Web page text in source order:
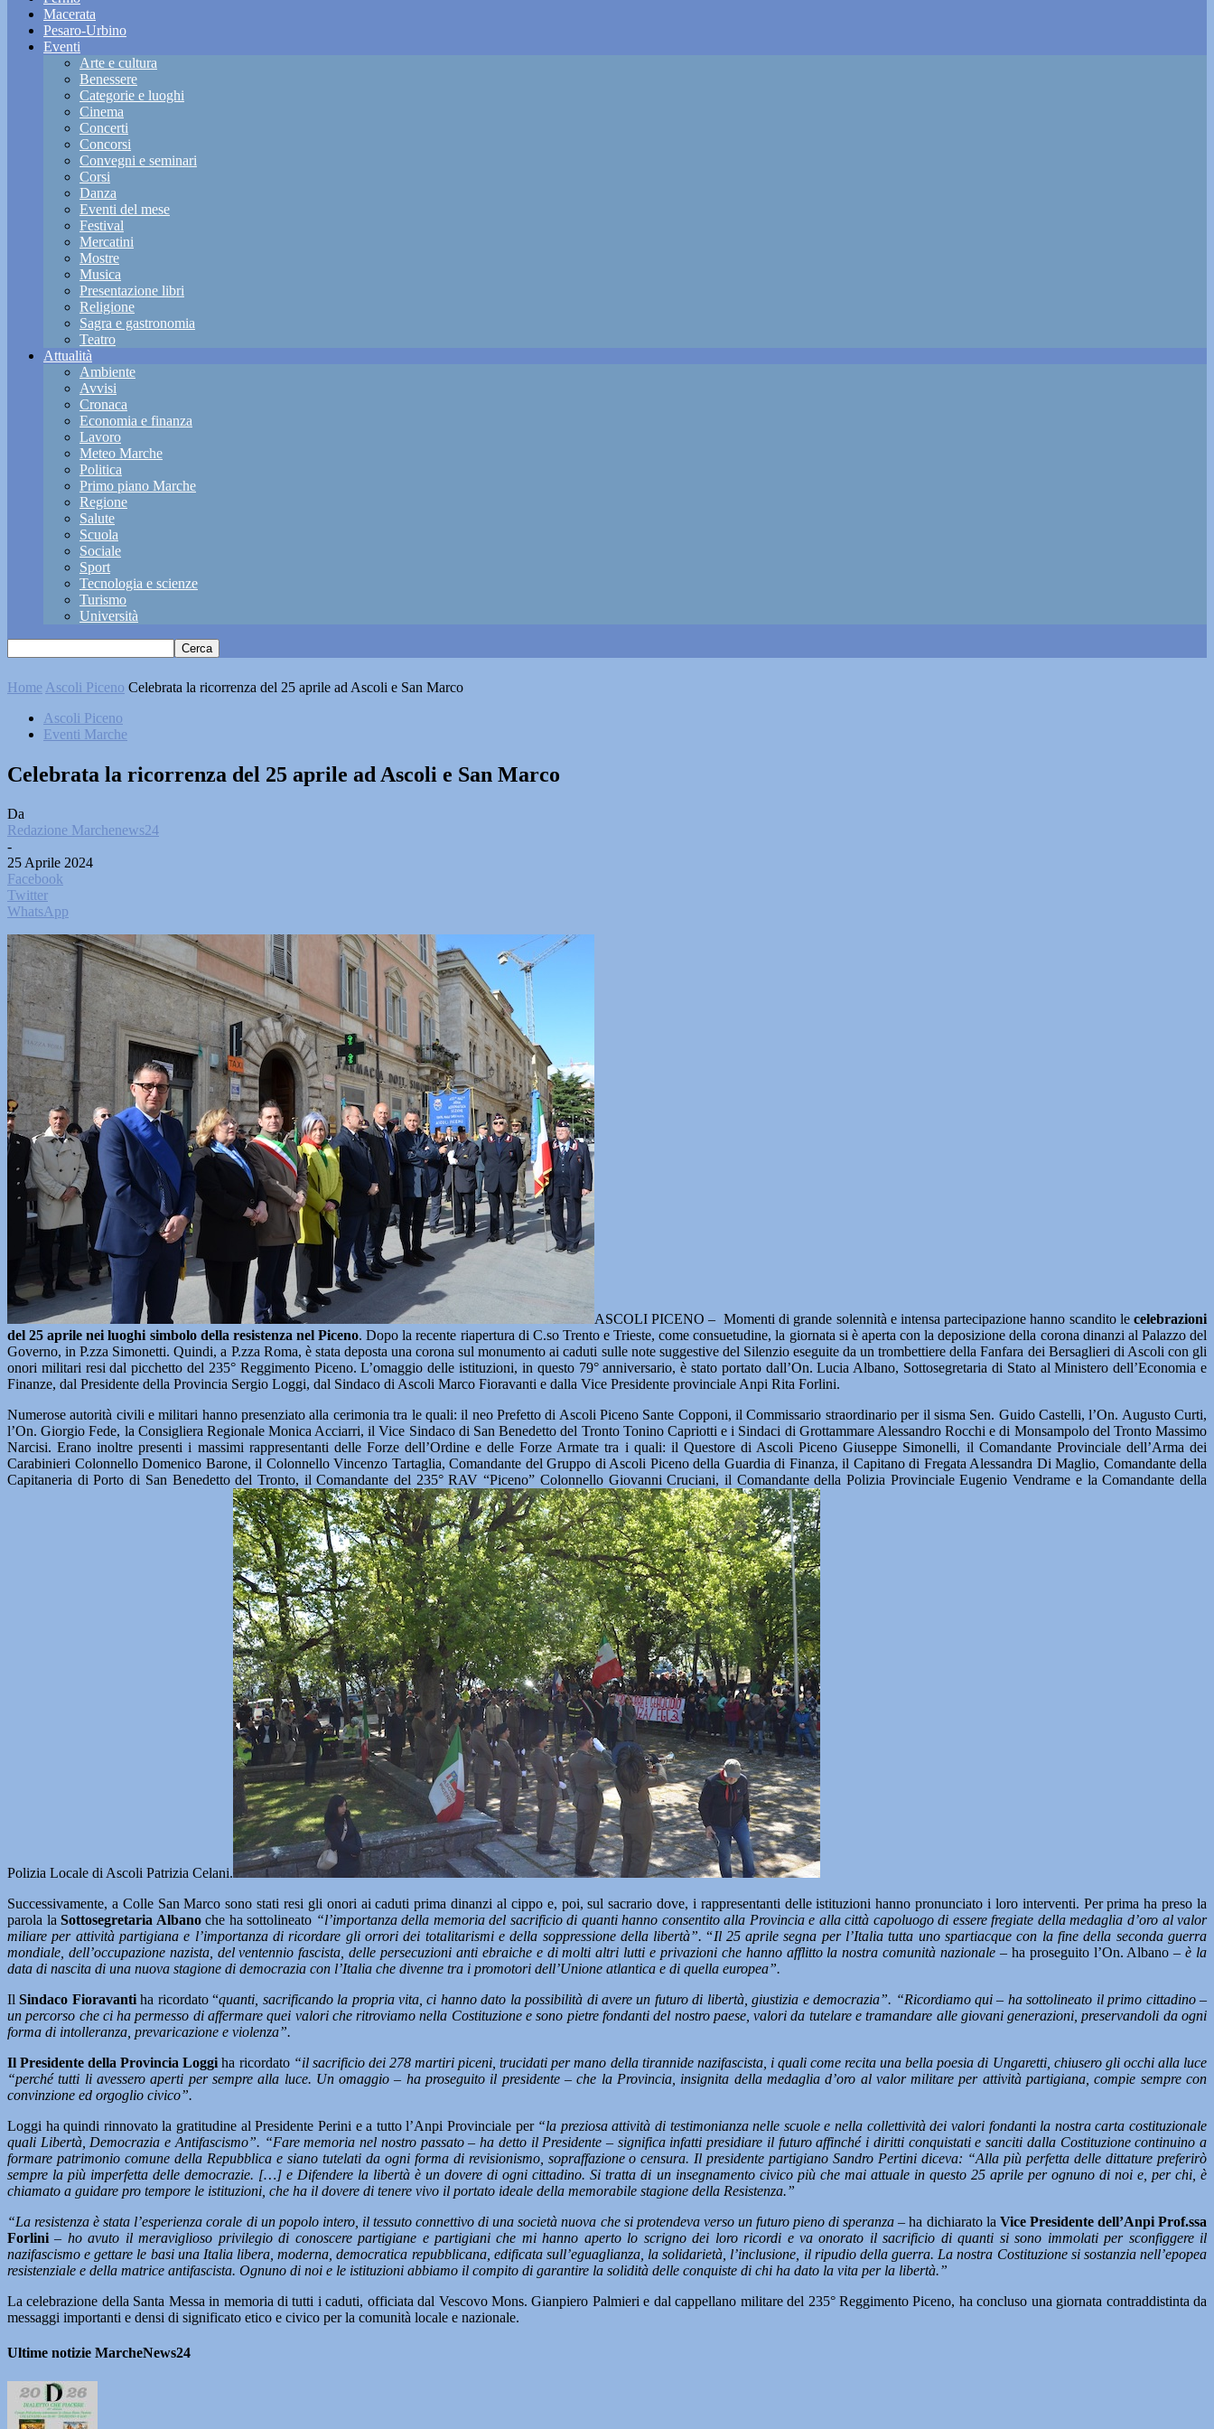
Macerata
Pesaro-Urbino
Eventi
Arte e cultura
Benessere
Categorie e luoghi
Cinema
Concerti
Concorsi
Convegni e seminari
Corsi
Danza
Eventi del mese
Festival
Mercatini
Mostre
Musica
Presentazione libri
Religione
Sagra e gastronomia
Teatro
Attualità
Ambiente
Avvisi
Cronaca
Economia e finanza
Lavoro
Meteo Marche
Politica
Primo piano Marche
Regione
Salute
Scuola
Sociale
Sport
Tecnologia e scienze
Turismo
Università
Home Ascoli Piceno Celebrata la ricorrenza del 25 aprile ad Ascoli e San Marco
Ascoli Piceno
Eventi Marche
Celebrata la ricorrenza del 25 aprile ad Ascoli e San Marco
Da
Redazione Marchenews24
-
25 Aprile 2024
Facebook
Twitter
WhatsApp
ASCOLI PICENO – Momenti di grande solennità e intensa partecipazione hanno scandito le celebrazioni
del 25 aprile nei luoghi simbolo della resistenza nel Piceno. Dopo la recente riapertura di C.so Trento e Trieste, come consuetudine, la giornata si è aperta con la deposizione della corona dinanzi al Palazzo del
Governo, in P.zza Simonetti. Quindi, a P.zza Roma, è stata deposta una corona sul monumento ai caduti sulle note suggestive del Silenzio eseguite da un trombettiere della Fanfara dei Bersaglieri di Ascoli con gli
onori militari resi dal picchetto del 235° Reggimento Piceno. L’omaggio delle istituzioni, in questo 79° anniversario, è stato portato dall’On. Lucia Albano, Sottosegretaria di Stato al Ministero dell’Economia e
Finanze, dal Presidente della Provincia Sergio Loggi, dal Sindaco di Ascoli Marco Fioravanti e dalla Vice Presidente provinciale Anpi Rita Forlini.
Numerose autorità civili e militari hanno presenziato alla cerimonia tra le quali: il neo Prefetto di Ascoli Piceno Sante Copponi, il Commissario straordinario per il sisma Sen. Guido Castelli, l’On. Augusto Curti,
l’On. Giorgio Fede, la Consigliera Regionale Monica Acciarri, il Vice Sindaco di San Benedetto del Tronto Tonino Capriotti e i Sindaci di Grottammare Alessandro Rocchi e di Monsampolo del Tronto Massimo
Narcisi. Erano inoltre presenti i massimi rappresentanti delle Forze dell’Ordine e delle Forze Armate tra i quali: il Questore di Ascoli Piceno Giuseppe Simonelli, il Comandante Provinciale dell’Arma dei
Carabinieri Colonnello Domenico Barone, il Colonnello Vincenzo Tartaglia, Comandante del Gruppo di Ascoli Piceno della Guardia di Finanza, il Capitano di Fregata Alessandra Di Maglio, Comandante della
Capitaneria di Porto di San Benedetto del Tronto, il Comandante del 235° RAV “Piceno” Colonnello Giovanni Cruciani, il Comandante della Polizia Provinciale Eugenio Vendrame e la Comandante della
Polizia Locale di Ascoli Patrizia Celani.
Successivamente, a Colle San Marco sono stati resi gli onori ai caduti prima dinanzi al cippo e, poi, sul sacrario dove, i rappresentanti delle istituzioni hanno pronunciato i loro interventi. Per prima ha preso la
parola laSottosegretaria Albanoche ha sottolineato “l’importanza della memoria del sacrificio di quanti hanno consentito alla Provincia e alla città capoluogo di essere fregiate della medaglia d’oro al valor
miliare per attività partigiana e l’importanza di ricordare gli orrori dei totalitarismi e della soppressione della libertà”. “Il 25 aprile segna per l’Italia tutta uno spartiacque con la fine della seconda guerra
mondiale, dell’occupazione nazista, del ventennio fascista, delle persecuzioni anti ebraiche e di molti altri lutti e privazioni che hanno afflitto la nostra comunità nazionale – ha proseguito l’On. Albano – è la
data di nascita di una nuova stagione di democrazia con l’Italia che divenne tra i promotori dell’Unione atlantica e di quella europea”.
IlSindaco Fioravantiha ricordato “quanti, sacrificando la propria vita, ci hanno dato la possibilità di avere un futuro di libertà, giustizia e democrazia”. “Ricordiamo qui – ha sottolineato il primo cittadino –
un percorso che ci ha permesso di affermare quei valori che ritroviamo nella Costituzione e sono pietre fondanti del nostro paese, valori da tutelare e tramandare alle giovani generazioni, preservandoli da ogni
forma di intolleranza, prevaricazione e violenza”.
Il Presidente della Provincia Loggi ha ricordato “il sacrificio dei 278 martiri piceni, trucidati per mano della tirannide nazifascista, i quali come recita una bella poesia di Ungaretti, chiusero gli occhi alla luce
“perché tutti li avessero aperti per sempre alla luce. Un omaggio – ha proseguito il presidente – che la Provincia, insignita della medaglia d’oro al valor militare per attività partigiana, compie sempre con
convinzione ed orgoglio civico”.
Loggi ha quindi rinnovato la gratitudine al Presidente Perini e a tutto l’Anpi Provinciale per “la preziosa attività di testimonianza nelle scuole e nella collettività dei valori fondanti la nostra carta costituzionale
quali Libertà, Democrazia e Antifascismo”. “Fare memoria nel nostro passato – ha detto il Presidente – significa infatti presidiare il futuro affinché i diritti conquistati e sanciti dalla Costituzione continuino a
formare patrimonio comune della Repubblica e siano tutelati da ogni forma di revisionismo, sopraffazione o censura. Il presidente partigiano Sandro Pertini diceva: “Alla più perfetta delle dittature preferirò
sempre la più imperfetta delle democrazie. […] e Difendere la libertà è un dovere di ogni cittadino. Si tratta di un insegnamento civico più che mai attuale in questo 25 aprile per ognuno di noi e, per chi, è
chiamato a guidare pro tempore le istituzioni, che ha il dovere di tenere vivo il portato ideale della memorabile stagione della Resistenza.”
“La resistenza è stata l’esperienza corale di un popolo intero, il tessuto connettivo di una società nuova che si protendeva verso un futuro pieno di speranza – ha dichiarato la Vice Presidente dell’Anpi Prof.ssa
Forlini – ho avuto il meraviglioso privilegio di conoscere partigiane e partigiani che mi hanno aperto lo scrigno dei loro ricordi e va onorato il sacrificio di quanti si sono immolati per sconfiggere il
nazifascismo e gettare le basi una Italia libera, moderna, democratica repubblicana, edificata sull’eguaglianza, la solidarietà, l’inclusione, il ripudio della guerra. La nostra Costituzione si sostanzia nell’epopea
resistenziale e della matrice antifascista. Ognuno di noi e le istituzioni abbiamo il compito di garantire la solidità delle conquiste di chi ha dato la vita per la libertà.”
La celebrazione della Santa Messa in memoria di tutti i caduti, officiata dal Vescovo Mons. Gianpiero Palmieri e dal cappellano militare del 235° Reggimento Piceno, ha concluso una giornata contraddistinta da
messaggi importanti e densi di significato etico e civico per la comunità locale e nazionale.
Ultime notizie MarcheNews24